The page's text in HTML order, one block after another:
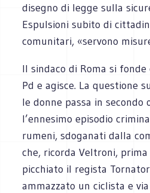
disegno di legge sulla
Espulsioni subito di
comunitari, «servono
Il sindaco di Roma si
Pd e agisce. La questione
le donne passa in secondo
l’ennesimo episodio
rumeni, sdoganati dalla
che, ricorda Veltroni,
picchiato il regista
ammazzato un ciclista e